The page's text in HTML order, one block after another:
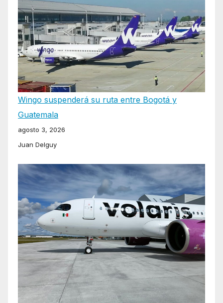
Wingo suspenderá su ruta entre Bogotá y
Guatemala
agosto 3, 2026
Juan Delguy